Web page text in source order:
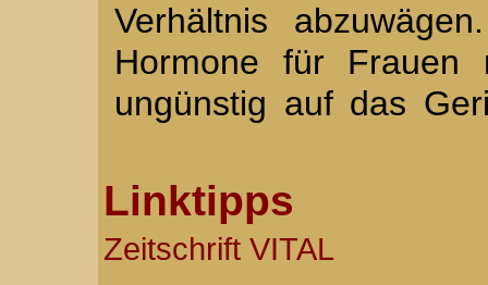
Verhältnis
Hormone für Frauen
ungünstig auf das
Linktipps
Zeitschrift VITAL